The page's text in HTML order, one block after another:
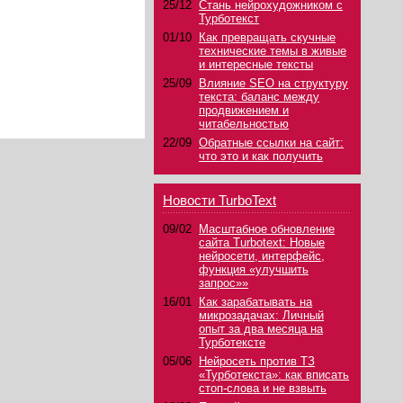
25/12 Стань нейрохудожником с
Турботекст
01/10
Как превращать скучные
технические темы в живые
и интересные тексты
25/09
Влияние SEO на структуру
текста: баланс между
продвижением и
читабельностью
22/09 Обратные ссылки на сайт:
что это и как получить
Новости TurboText
09/02
Масштабное обновление
сайта Turbotext: Новые
нейросети, интерфейс,
функция «улучшить
запрос»»
16/01
Как зарабатывать на
микрозадачах: Личный
опыт за два месяца на
Турботексте
05/06
Нейросеть против ТЗ
«Турботекста»: как вписать
стоп-слова и не взвыть